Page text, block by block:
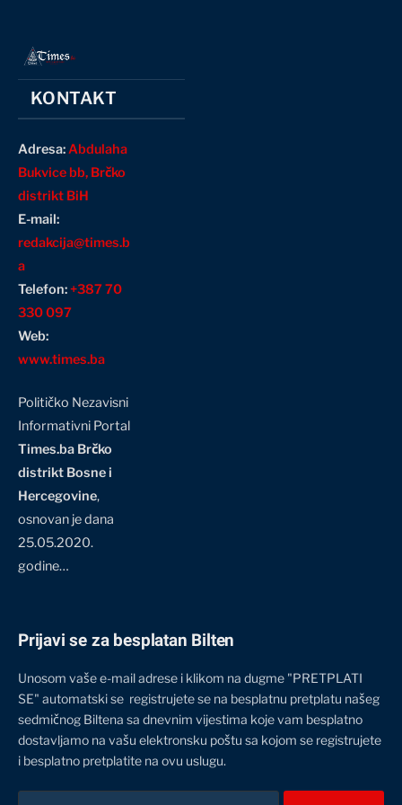
KONTAKT
Adresa:Abdulaha
Bukvice bb, Brčko
distrikt BiH
E-mail:
redakcija@times.b
a
Telefon:+387 70
330 097
Web:
www.times.ba
Političko Nezavisni
Informativni Portal
Times.ba Brčko
distrikt Bosne i
Hercegovine,
osnovan je dana
25.05.2020.
godine…
Prijavi se za besplatan Bilten
Unosom vaše e-mail adrese i klikom na dugme "PRETPLATI
SE" automatski se registrujete se na besplatnu pretplatu našeg
sedmičnog Biltena sa dnevnim vijestima koje vam besplatno
dostavljamo na vašu elektronsku poštu sa kojom se registrujete
i besplatno pretplatite na ovu uslugu.